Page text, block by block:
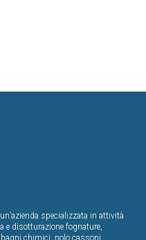
specializzata in attività
e disotturazione fognature,
chimici, nolo cassoni